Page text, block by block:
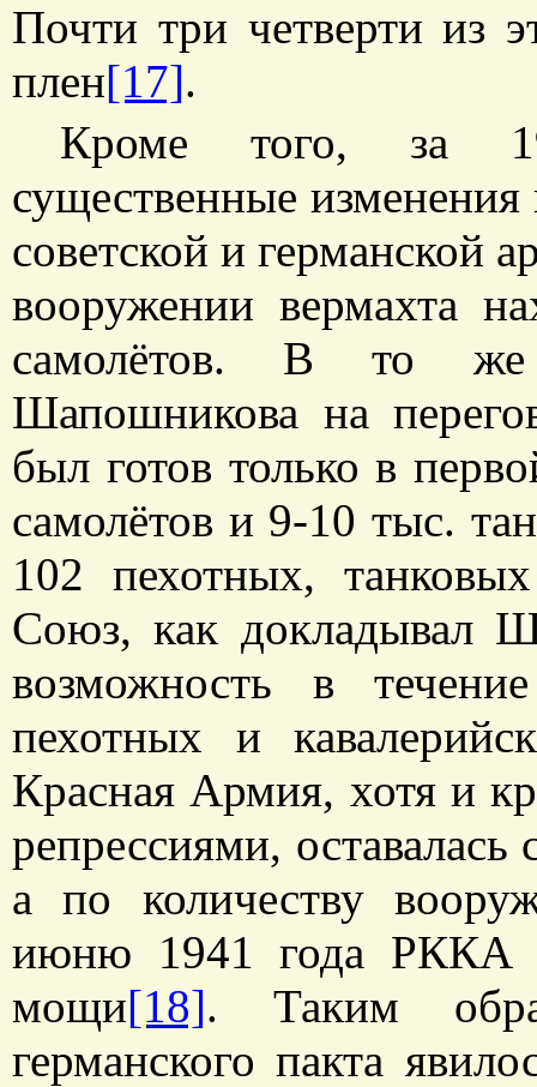
Почти три четверти из
плен[17].
Кроме того, за
существенные
советской и германской
вооружении вермахта
самолётов. В то же
Шапошникова на
был готов только в
самолётов и 9-10 тыс.
102 пехотных,
Союз, как докладывал
возможность в
пехотных и
Красная Армия, хотя и
репрессиями,
а по количеству
июню 1941 года РККА
мощи[18]. Таким
германского пакта